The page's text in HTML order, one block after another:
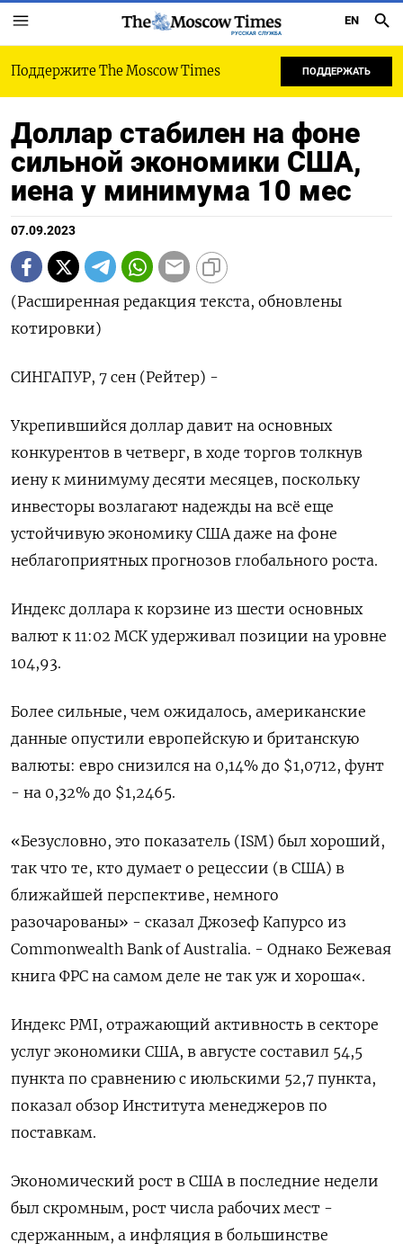
РУССКАЯ СЛУЖБА
EN
Поддержите The Moscow Times ПОДДЕРЖАТЬ
Доллар стабилен на фоне
сильной экономики США,
иена у минимума 10 мес
07.09.2023
(Расширенная редакция текста, обновлены
котировки)
СИНГАПУР, 7 сен (Рейтер) -
Укрепившийся доллар давит на основных
конкурентов в четверг, в ходе торгов толкнув
иену к минимуму десяти месяцев, поскольку
инвесторы возлагают надежды на всё еще
устойчивую экономику США даже на фоне
неблагоприятных прогнозов глобального роста.
Индекс доллара к корзине из шести основных
валют к 11:02 МСК удерживал позиции на уровне
104,93​.
Более сильные, чем ожидалось, американские
данные опустили европейскую и британскую
валюты: евро снизился на 0,14% до $1,0712​, фунт
- на 0,32% до $1,2465​.
«Безусловно, это показатель (ISM) был хороший,
так что те, кто думает о рецессии (в США) в
ближайшей перспективе, немного
разочарованы» - сказал Джозеф Капурсо из
Commonwealth Bank of Australia. - Однако Бежевая
книга ФРС на самом деле не так уж и хороша«.
Индекс PMI, отражающий активность в секторе
услуг экономики США, в августе составил 54,5
пункта по сравнению с июльскими 52,7 пункта,
показал обзор Института менеджеров по
поставкам.
Экономический рост в США в последние недели
был скромным, рост числа рабочих мест -
сдержанным, а инфляция в большинстве